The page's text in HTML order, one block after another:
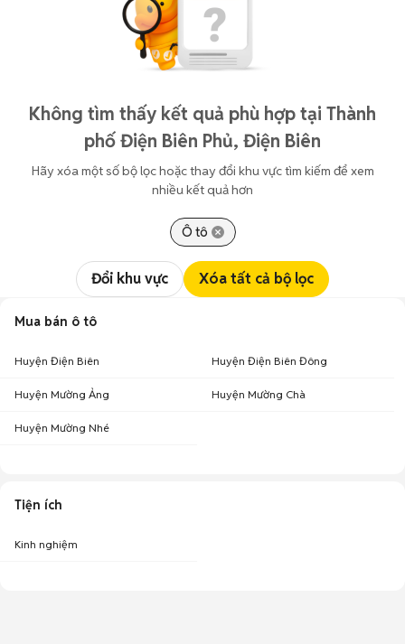
Không tìm thấy kết quả phù hợp tại Thành
phố Điện Biên Phủ, Điện Biên
Hãy xóa một số bộ lọc hoặc thay đổi khu vực tìm kiếm để xem
nhiều kết quả hơn
Ô tô
Đổi khu vực Xóa tất cả bộ lọc
Mua bán ô tô
Huyện Điện Biên Huyện Điện Biên Đông
Huyện Mường Ảng Huyện Mường Chà
Huyện Mường Nhé
Tiện ích
Kinh nghiệm